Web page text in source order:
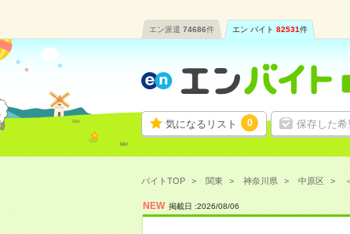
エン派遣 74686件 エン バイト 82531件
気になるリスト 0 保存した希
バイトTOP 関東 神奈川県 中原区
NEW 掲載日 :2026/08/06